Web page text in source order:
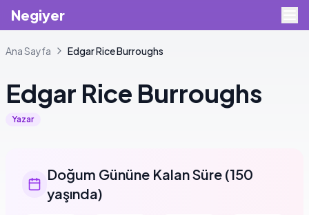
Negiyer
Ana Sayfa EdgarRice Burroughs
Edgar Rice Burroughs
Yazar
Doğum Gününe Kalan Süre (150
yaşında)